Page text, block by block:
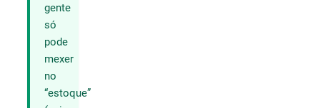
gente
só
pode
mexer
no
“estoque”